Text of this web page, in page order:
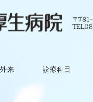
外来 診療科目